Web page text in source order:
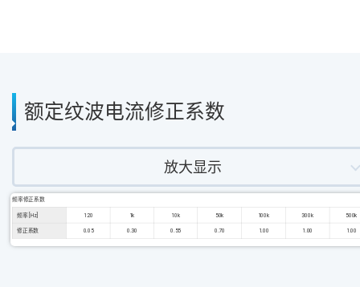
额定纹波电流修正系数
放大显示
频率修正系数
频率 [Hz] 120 1k 10k 50k 100k 300k 500k
修正系数 0.05 0.30 0.55 0.70 1.00 1.00 1.00